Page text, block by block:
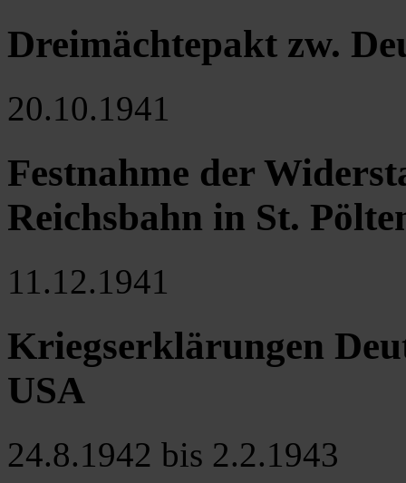
Dreimächtepakt zw.
20.10.1941
Festnahme der
Reichsbahn in St.
11.12.1941
Kriegserklärungen
USA
24.8.1942 bis 2.2.1943